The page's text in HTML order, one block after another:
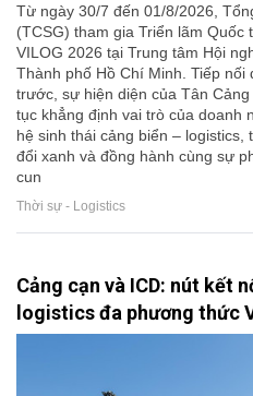
Từ ngày 30/7 đến 01/8/2026,
(TCSG) tham gia Triển lãm
VILOG 2026 tại Trung tâm Hội
Thành phố Hồ Chí Minh. Tiếp nối
trước, sự hiện diện của Tân
tục khẳng định vai trò của doanh
hệ sinh thái cảng biển – logistics,
đổi xanh và đồng hành cùng sự
cun
Thời sự - Logistics
Cảng cạn và ICD: nút kết
logistics đa phương thức